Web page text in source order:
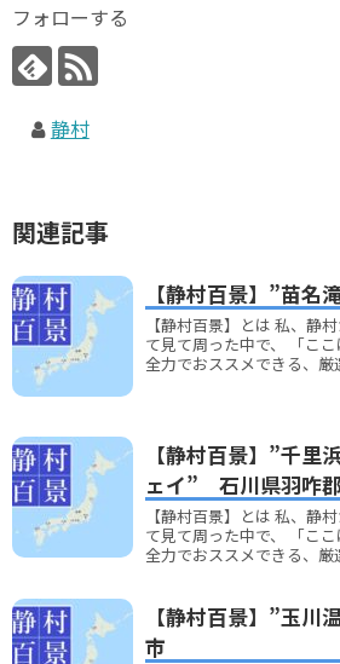
フォローする
静村
関連記事
【静村百景】”苗
【静村百景】とは 私、静
て見て周った中で、 「こ
全力でおススメできる、厳
【静村百景】”千里
ェイ” 石川県羽咋
【静村百景】とは 私、静
て見て周った中で、 「こ
全力でおススメできる、厳
【静村百景】”玉
市